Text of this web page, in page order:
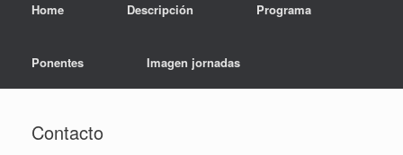
Home Descripción Programa
Ponentes Imagen jornadas
Contacto